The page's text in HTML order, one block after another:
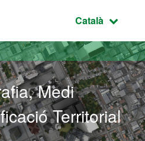
Idioma
Català
Medi
Territorial